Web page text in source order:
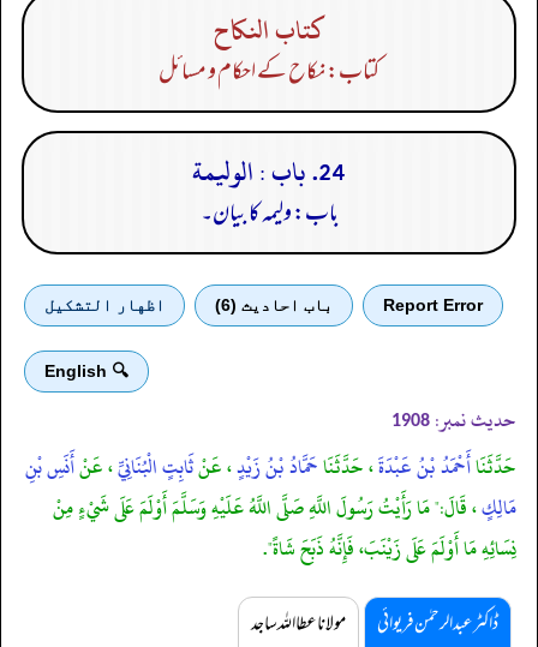
كتاب النكاح
کتاب: نکاح کے احکام و مسائل
24. باب : الوليمة
باب: ولیمہ کا بیان۔
Report Error باب احادیث (6) اظهار التشكيل
🔍 English
حدیث نمبر: 1908
حَدَّثَنَاأَحْمَدُ بْنُ عَبْدَةَ، حَدَّثَنَاحَمَّادُ بْنُ زَيْدٍ، عَنْثَابِتٍ الْبُنَانِيِّ، عَنْأَنَسِ بْنِ
مَالِكٍ، قَالَ:" مَا رَأَيْتُ رَسُولَ اللَّهِ صَلَّى اللَّهُ عَلَيْهِ وَسَلَّمَ أَوْلَمَ عَلَى شَيْءٍ مِنْ
نِسَائِهِ مَا أَوْلَمَ عَلَى زَيْنَبَ، فَإِنَّهُ ذَبَحَ شَاةً".
ڈاکٹر عبدالرحمٰن فریوائی مولانا عطا اللہ ساجد